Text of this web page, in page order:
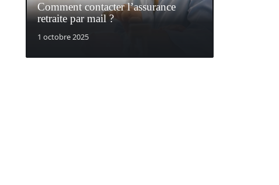
Comment contacter l’assurance
retraite par mail ?
1 octobre 2025